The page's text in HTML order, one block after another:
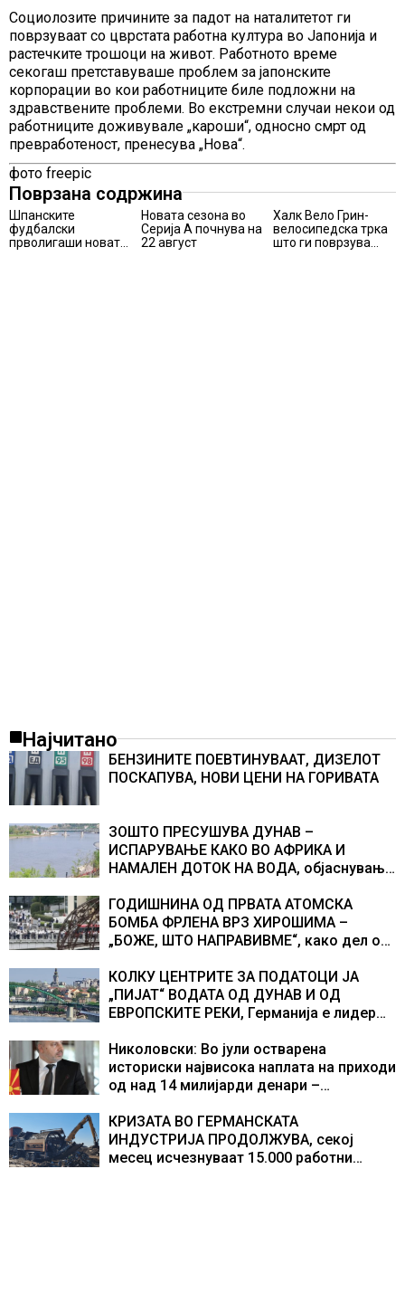
Социолозите причините за падот на наталитетот ги
поврзуваат со цврстата работна култура во Јапонија и
растечките трошоци на живот. Работното време
секогаш претставуваше проблем за јапонските
корпорации во кои работниците биле подложни на
здравствените проблеми. Во екстремни случаи некои од
работниците доживувале „кароши“, односно смрт од
превработеност, пренесува „Нова“.
фото freepic
Поврзана содржина
Шпанските
фудбалски
прволигаши новата
Новата сезона во
Серија А почнува на
22 август
Халк Вело Грин-
велосипедска трка
што ги поврзува
Најчитано
БЕНЗИНИТЕ ПОЕВТИНУВААТ, ДИЗЕЛОТ
ПОСКАПУВА, НОВИ ЦЕНИ НА ГОРИВАТА
ЗОШТО ПРЕСУШУВА ДУНАВ –
ИСПАРУВАЊЕ КАКО ВО АФРИКА И
НАМАЛЕН ДОТОК НА ВОДА, објаснување
ГОДИШНИНА ОД ПРВАТА АТОМСКА
БОМБА ФРЛЕНА ВРЗ ХИРОШИМА –
„БОЖЕ, ШТО НАПРАВИВМЕ“, како дел од
учесниците во бомбардирањето го
доживуваа овој настан што го промени
текот на историјата
КОЛКУ ЦЕНТРИТЕ ЗА ПОДАТОЦИ ЈА
„ПИЈАТ“ ВОДАТА ОД ДУНАВ И ОД
ЕВРОПСКИТЕ РЕКИ, Германија е лидер
центри за податоци
Николовски: Во јули остварена
историски највисока наплата на приходи
од над 14 милијарди денари –
резултати
КРИЗАТА ВО ГЕРМАНСКАТА
ИНДУСТРИЈА ПРОДОЛЖУВА, секој
месец исчезнуваат 15.000 работни